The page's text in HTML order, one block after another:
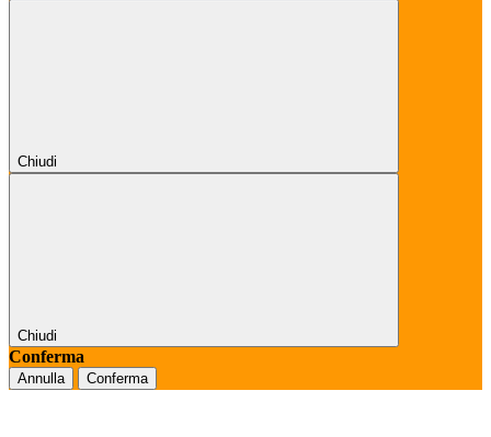
Chiudi
Chiudi
Conferma
Annulla Conferma